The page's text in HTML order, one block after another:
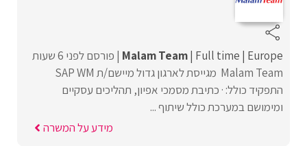
Malam Team Full time Europe
פורסם לפני 6 שעות
Malam Team מגייסת לארגון גדול מיישם/ת SAP WM
התפקיד כולל: · כתיבת מסמכי אפיון, תהליכים עסקיים
ומימושם במערכת כולל שיתוף ...
מידע על המשרה